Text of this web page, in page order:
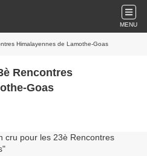
MENU
Himalayennes de Lamothe-Goas
Rencontres
Goas